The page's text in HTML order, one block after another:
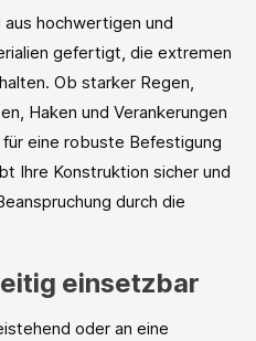
hochwertigen und
gefertigt, die extremen
Ob starker Regen,
Haken und Verankerungen
eine robuste Befestigung
Ihre Konstruktion sicher und
durch die
einsetzbar
oder an eine